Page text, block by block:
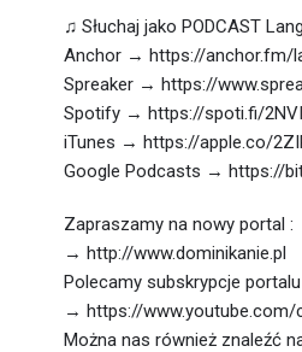
♫ Słuchaj jako PODCAST
Anchor → https://anchor.fm/
Spreaker → https://
Spotify → https://spoti.fi/
iTunes → https://apple.co/
Google Podcasts → https://
Zapraszamy na nowy portal :
→ http://www.dominikanie.pl
Polecamy subskrypcje
→ https://www.youtube.com/
Można nas również znaleźć